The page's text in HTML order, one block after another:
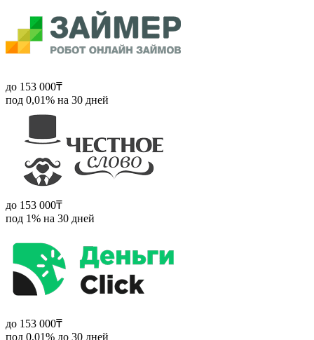
до 153 000₸
под 0,01% на 30 дней
до 153 000₸
под 1% на 30 дней
до 153 000₸
под 0,01% до 30 дней